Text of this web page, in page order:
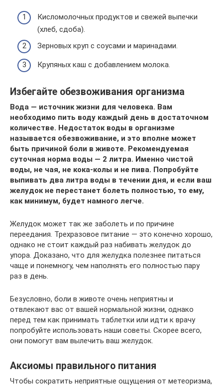
Кисломолочных продуктов и свежей выпечки
(хлеб, сдоба).
Зерновых круп с соусами и маринадами.
Крупяных каш с добавлением молока.
Избегайте обезвоживания организма
Вода — источник жизни для человека. Вам
необходимо пить воду каждый день в достаточном
количестве. Недостаток воды в организме
называется обезвоживание, и это вполне может
быть причиной боли в животе. Рекомендуемая
суточная норма воды — 2 литра. Именно чистой
воды, не чая, не кока-колы и не пива. Попробуйте
выпивать два литра воды в течении дня, и если ваш
желудок не перестанет болеть полностью, то ему,
как минимум, будет намного легче.
Желудок может так же заболеть и по причине
переедания. Трехразовое питание — это конечно хорошо,
однако не стоит каждый раз набивать желудок до
упора. Доказано, что для желудка полезнее питаться
чаще и понемногу, чем наполнять его полностью пару
раз в день.
Безусловно, боли в животе очень неприятны и
отвлекают вас от вашей нормальной жизни, однако
перед тем как принимать таблетки или идти к врачу
попробуйте использовать наши советы. Скорее всего,
они помогут вам вылечить ваш желудок.
Аксиомы правильного питания
Чтобы сократить неприятные ощущения от метеоризма,